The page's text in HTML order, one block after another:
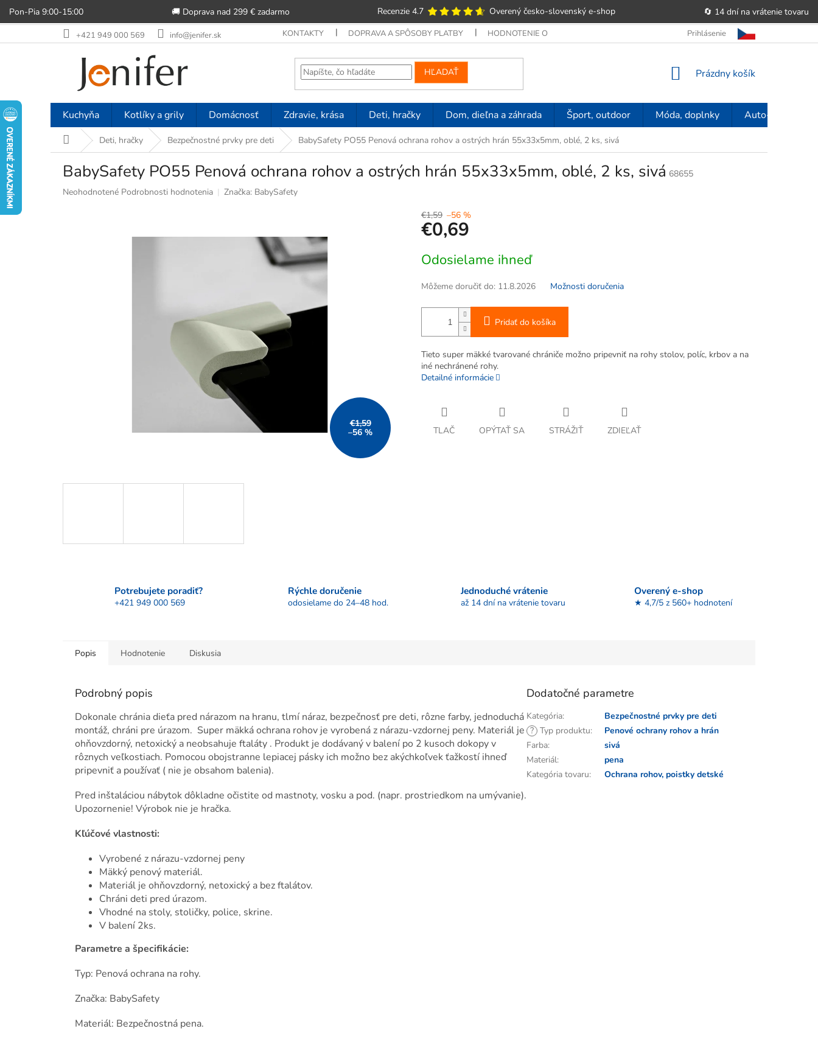
Pon-Pia 9:00-15:00 🚚 Doprava nad 299 € zadarmo Recenzie 4.7 Overený česko-slovenský e‑shop 🔄 14 dní na vrátenie tovaru
na
+421 949 000 569 info@jenifer.sk KONTAKTY DOPRAVA A SPÔSOBY PLATBY HODNOTENIE OBCHODU OBCHODNÉ PODMIENKY POUČENIE O PRÁVE
Prihlásenie
HĽADAŤ
NÁKUPNÝ
Prázdny košík
Kuchyňa Kotlíky a grily Domácnosť Zdravie, krása Deti, hračky Dom, dieľna a záhrada Šport, outdoor Móda, doplnky Auto-moto
DomovDeti, hračky Bezpečnostné prvky pre deti BabySafety PO55 Penová ochrana rohov a ostrých hrán 55x33x5mm, oblé, 2 ks, sivá
BabySafety PO55 Penová ochrana rohov a ostrých hrán 55x33x5mm, oblé, 2 ks, sivá 68655
Priemerné
Neohodnotené Podrobnosti hodnotenia Značka: BabySafety
€1,59
–56 %
€1,59 –56 %
€0,69
cena:
Odosielame ihneď
Môžeme doručiť do: 11.8.2026 Možnosti doručenia
Pridať do košíka
Tieto super mäkké tvarované chrániče možno pripevniť na rohy stolov, políc, krbov a na
iné nechránené rohy.
Detailné informácie
TLAČ OPÝTAŤ SA STRÁŽIŤ ZDIEĽAŤ
Potrebujete poradiť?
+421 949 000 569
Rýchle doručenie
odosielame do 24–48 hod.
Jednoduché vrátenie
až 14 dní na vrátenie tovaru
Overený e-shop
★ 4,7/5 z 560+ hodnotení
Popis Hodnotenie Diskusia
Podrobný popis
Dokonale chránia dieťa pred nárazom na hranu, tlmí náraz, bezpečnosť pre deti, rôzne farby, jednoduchá
montáž, chráni pre úrazom. Super mäkká ochrana rohov je vyrobená z nárazu-vzdornej peny. Materiál je
ohňovzdorný, netoxický a neobsahuje ftaláty . Produkt je dodávaný v balení po 2 kusoch dokopy v
rôznych veľkostiach. Pomocou obojstranne lepiacej pásky ich možno bez akýchkoľvek ťažkostí ihneď
pripevniť a používať ( nie je obsahom balenia).
Pred inštaláciou nábytok dôkladne očistite od mastnoty, vosku a pod. (napr. prostriedkom na umývanie).
Upozornenie! Výrobok nie je hračka.
Kľúčové vlastnosti:
Vyrobené z nárazu-vzdornej peny
Mäkký penový materiál.
Materiál je ohňovzdorný, netoxický a bez ftalátov.
Chráni deti pred úrazom.
Vhodné na stoly, stoličky, police, skrine.
V balení 2ks.
Parametre a špecifikácie:
Typ: Penová ochrana na rohy.
Značka: BabySafety
Materiál: Bezpečnostná pena.
Dodatočné parametre
Kategória:
Bezpečnostné prvky pre deti
? Typ produktu:
Penové ochrany rohov a hrán
Farba:
sivá
Materiál:
pena
Kategória tovaru: Ochrana rohov, poistky detské